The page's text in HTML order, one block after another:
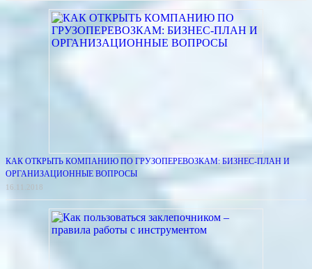
КАК ОТКРЫТЬ КОМПАНИЮ ПО ГРУЗОПЕРЕВОЗКАМ: БИЗНЕС-ПЛАН И
ОРГАНИЗАЦИОННЫЕ ВОПРОСЫ
16.11.2018